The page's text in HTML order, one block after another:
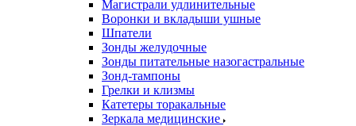
Магистрали удлинительные
Воронки и вкладыши ушные
Шпатели
Зонды желудочные
Зонды питательные назогастральные
Зонд-тампоны
Грелки и клизмы
Катетеры торакальные
Зеркала медицинские